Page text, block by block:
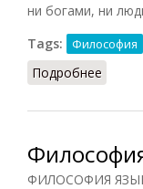
ни богами, ни
Tags:
Философия
Подробнее
ФИЛОСОФИЯ